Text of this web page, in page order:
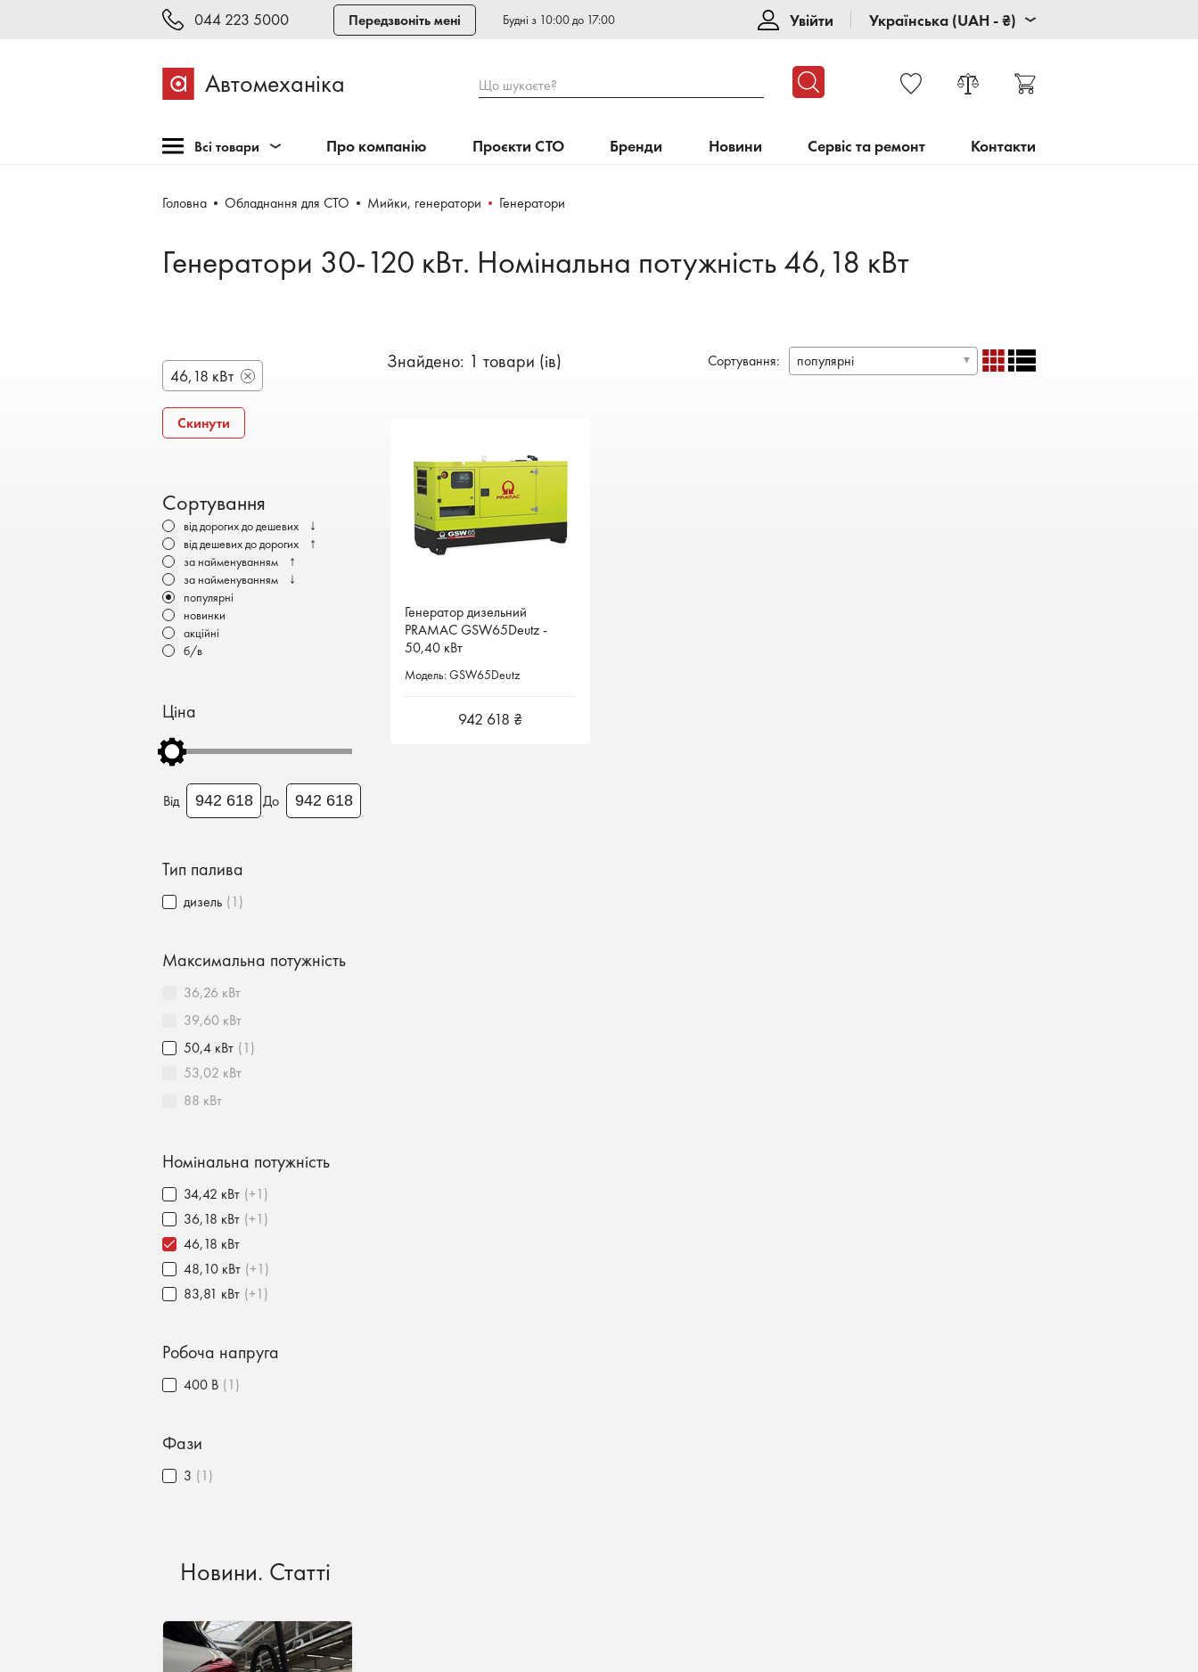
044 223 5000 Передзвоніть мені Будні з 10:00 до 17:00 Увійти Українська (UAH - ₴)
Автомеханіка Що шукаєте?
Всі товари
Обладнання для СТО
шиномонтажу
фарбування
Бронеавтомобілі
Електромобілі
Про компанію Проєкти СТО Бренди Новини Сервіс та ремонт Контакти
Головна Обладнання для СТО Мийки, генератори Генератори
Генератори 30-120 кВт. Номінальна потужність 46,18 кВт
46,18 кВт
Скинути
Сортування
від дорогих до дешевих ↓
від дешевих до дорогих ↑
за найменуванням ↑
за найменуванням ↓
популярні
новинки
акційні
б/в
Ціна
Від До
Тип палива
дизель (1)
Максимальна потужність
36,26 кВт
39,60 кВт
50,4 кВт (1)
53,02 кВт
88 кВт
Номінальна потужність
34,42 кВт (+1)
36,18 кВт (+1)
46,18 кВт
48,10 кВт (+1)
83,81 кВт (+1)
Робоча напруга
400 В (1)
Фази
3 (1)
Новини. Статті
Знайдено: 1 товари (ів) Сортування: популярні
Генератор дизельний
PRAMAC GSW65Deutz -
50,40 кВт
Модель: GSW65Deutz
942 618 ₴
Генератор дизельний
PRAMAC GSW65Deutz -
50,40 кВт
Модель: GSW65Deutz
942 618 ₴